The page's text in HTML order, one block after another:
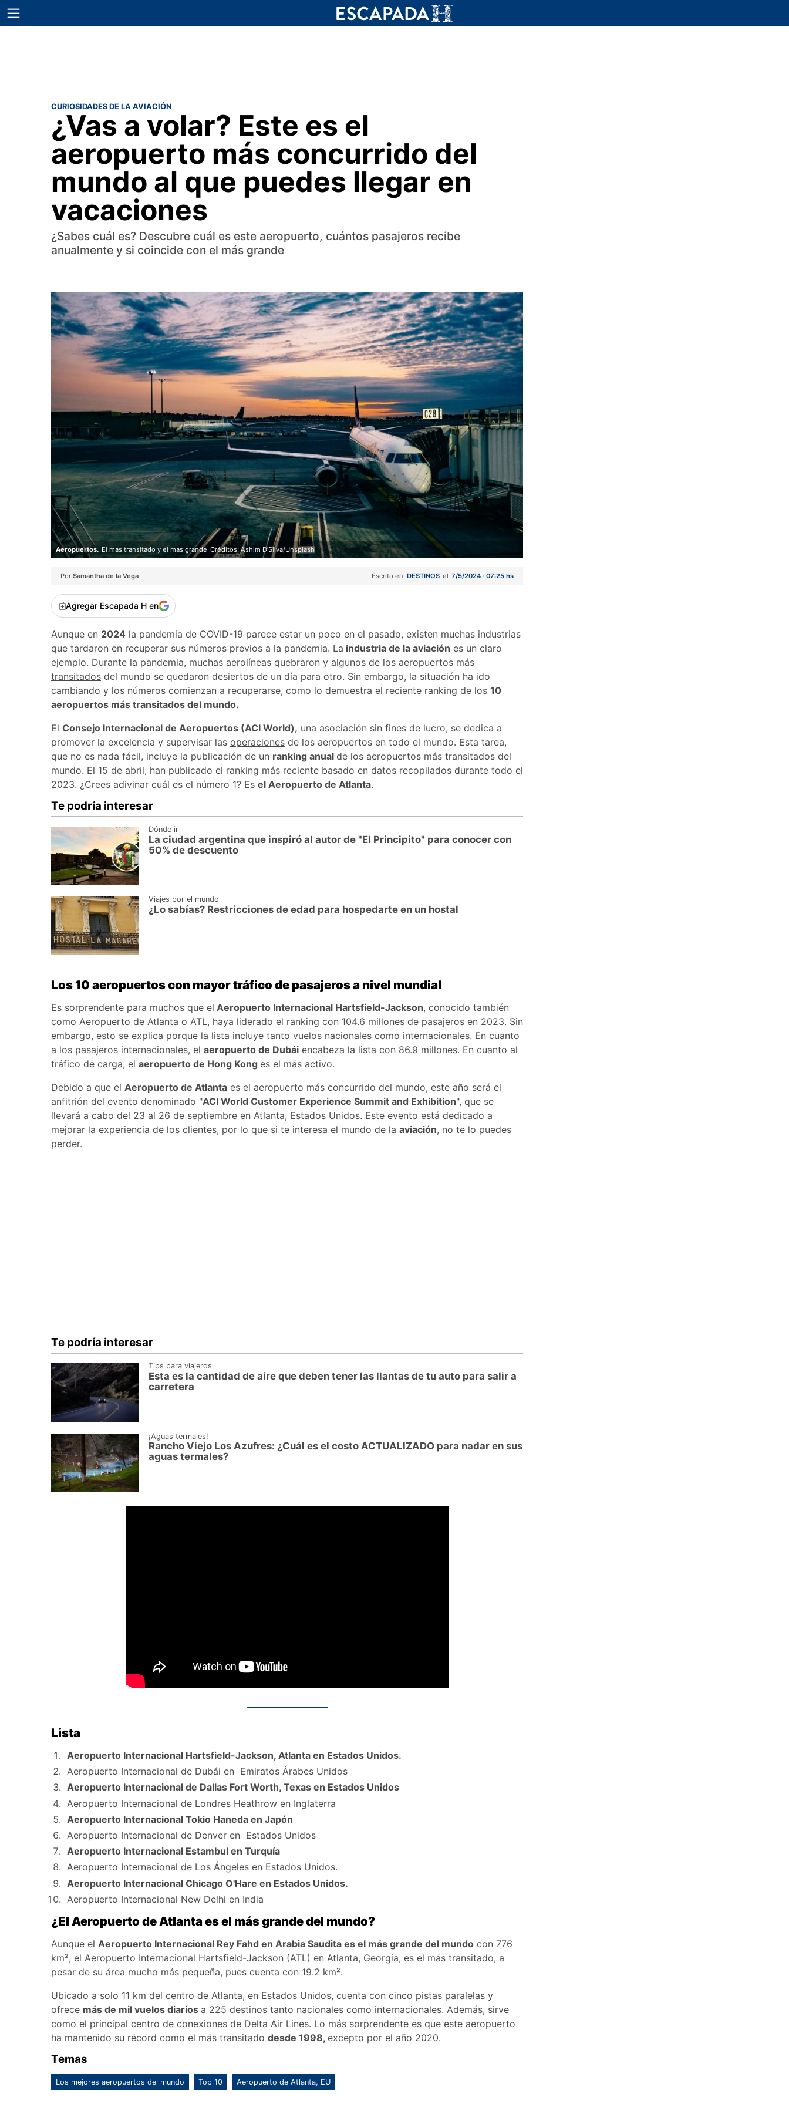
CURIOSIDADES DE LA AVIACIÓN
¿Vas a volar? Este es el
aeropuerto más concurrido del
mundo al que puedes llegar en
vacaciones
¿Sabes cuál es? Descubre cuál es este aeropuerto, cuántos pasajeros recibe
anualmente y si coincide con el más grande
Aeropuertos. El más transitado y el más grande Créditos: Ashim D’Silva/Unsplash
Por Samantha de la Vega Escrito en DESTINOS el 7/5/2024 · 07:25 hs
Agregar Escapada H en
Aunque en 2024 la pandemia de COVID-19 parece estar un poco en el pasado, existen muchas industrias
que tardaron en recuperar sus números previos a la pandemia. La industria de la aviación es un claro
ejemplo. Durante la pandemia, muchas aerolíneas quebraron y algunos de los aeropuertos más
transitados del mundo se quedaron desiertos de un día para otro. Sin embargo, la situación ha ido
cambiando y los números comienzan a recuperarse, como lo demuestra el reciente ranking de los 10
aeropuertos más transitados del mundo.
El Consejo Internacional de Aeropuertos (ACI World), una asociación sin fines de lucro, se dedica a
promover la excelencia y supervisar las operaciones de los aeropuertos en todo el mundo. Esta tarea,
que no es nada fácil, incluye la publicación de un ranking anual de los aeropuertos más transitados del
mundo. El 15 de abril, han publicado el ranking más reciente basado en datos recopilados durante todo el
2023. ¿Crees adivinar cuál es el número 1? Es el Aeropuerto de Atlanta.
Te podría interesar
Dónde ir
La ciudad argentina que inspiró al autor de "El Principito" para conocer con
50% de descuento
Viajes por el mundo
¿Lo sabías? Restricciones de edad para hospedarte en un hostal
Los 10 aeropuertos con mayor tráfico de pasajeros a nivel mundial
Es sorprendente para muchos que el Aeropuerto Internacional Hartsfield-Jackson, conocido también
como Aeropuerto de Atlanta o ATL, haya liderado el ranking con 104.6 millones de pasajeros en 2023. Sin
embargo, esto se explica porque la lista incluye tanto vuelos nacionales como internacionales. En cuanto
a los pasajeros internacionales, el aeropuerto de Dubái encabeza la lista con 86.9 millones. En cuanto al
tráfico de carga, el aeropuerto de Hong Kong es el más activo.
Debido a que el Aeropuerto de Atlanta es el aeropuerto más concurrido del mundo, este año será el
anfitrión del evento denominado "ACI World Customer Experience Summit and Exhibition", que se
llevará a cabo del 23 al 26 de septiembre en Atlanta, Estados Unidos. Este evento está dedicado a
mejorar la experiencia de los clientes, por lo que si te interesa el mundo de la aviación, no te lo puedes
perder.
Te podría interesar
Tips para viajeros
Esta es la cantidad de aire que deben tener las llantas de tu auto para salir a
carretera
¡Aguas termales!
Rancho Viejo Los Azufres: ¿Cuál es el costo ACTUALIZADO para nadar en sus
aguas termales?
Lista
Aeropuerto Internacional Hartsfield-Jackson, Atlanta en Estados Unidos.
Aeropuerto Internacional de Dubái en Emiratos Árabes Unidos
Aeropuerto Internacional de Dallas Fort Worth, Texas en Estados Unidos
Aeropuerto Internacional de Londres Heathrow en Inglaterra
Aeropuerto Internacional Tokio Haneda en Japón
Aeropuerto Internacional de Denver en Estados Unidos
Aeropuerto Internacional Estambul en Turquía
Aeropuerto Internacional de Los Ángeles en Estados Unidos.
Aeropuerto Internacional Chicago O'Hare en Estados Unidos.
Aeropuerto Internacional New Delhi en India
¿El Aeropuerto de Atlanta es el más grande del mundo?
Aunque el Aeropuerto Internacional Rey Fahd en Arabia Saudita es el más grande del mundo con 776
km², el Aeropuerto Internacional Hartsfield-Jackson (ATL) en Atlanta, Georgia, es el más transitado, a
pesar de su área mucho más pequeña, pues cuenta con 19.2 km².
Ubicado a solo 11 km del centro de Atlanta, en Estados Unidos, cuenta con cinco pistas paralelas y
ofrece más de mil vuelos diarios a 225 destinos tanto nacionales como internacionales. Además, sirve
como el principal centro de conexiones de Delta Air Lines. Lo más sorprendente es que este aeropuerto
ha mantenido su récord como el más transitado desde 1998, excepto por el año 2020.
Temas
Los mejores aeropuertos del mundo Top 10 Aeropuerto de Atlanta, EU